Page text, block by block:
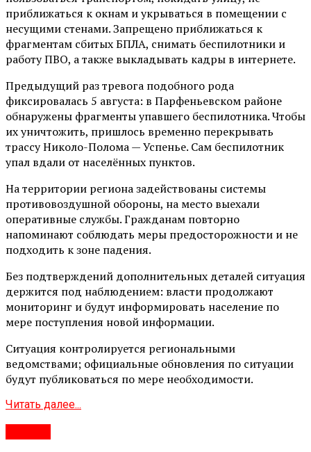
приближаться к окнам и укрываться в помещении с
несущими стенами. Запрещено приближаться к
фрагментам сбитых БПЛА, снимать беспилотники и
работу ПВО, а также выкладывать кадры в интернете.
Предыдущий раз тревога подобного рода
фиксировалась 5 августа: в Парфеньевском районе
обнаружены фрагменты упавшего беспилотника. Чтобы
их уничтожить, пришлось временно перекрывать
трассу Николо-Полома — Успенье. Сам беспилотник
упал вдали от населённых пунктов.
На территории региона задействованы системы
противовоздушной обороны, на место выехали
оперативные службы. Гражданам повторно
напоминают соблюдать меры предосторожности и не
подходить к зоне падения.
Без подтверждений дополнительных деталей ситуация
держится под наблюдением: власти продолжают
мониторинг и будут информировать население по
мере поступления новой информации.
Ситуация контролируется региональными
ведомствами; официальные обновления по ситуации
будут публиковаться по мере необходимости.
Читать далее...